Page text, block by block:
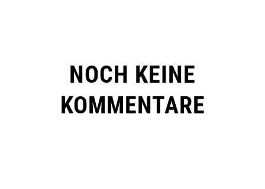
NOCH KEINE
KOMMENTARE